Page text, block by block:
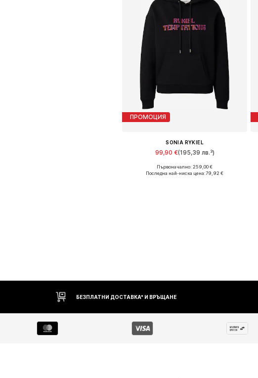
ПРОМОЦИЯ
SONIA RYKIEL
99,90 €(195,39 лв.³)
Налични размери: XXS
Първоначално: 259,00 €
Последна най-ниска цена:79,92 €
БЕЗПЛАТНИ ДОСТАВКА* И ВРЪЩАНЕ